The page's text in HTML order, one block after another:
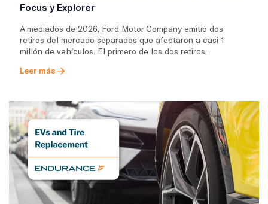
Focus y Explorer
A mediados de 2026, Ford Motor Company emitió dos
retiros del mercado separados que afectaron a casi 1
millón de vehículos. El primero de los dos retiros...
Leer más